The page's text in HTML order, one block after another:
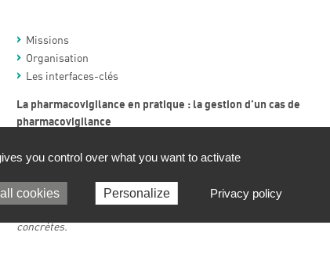
Missions
Organisation
Les interfaces-clés
La pharmacovigilance en pratique : la gestion d’un cas de
pharmacovigilance
stagiaires de soumettre leurs problématiques rencontrées sur les
concrètes.
you control over what you want to activate
cookies Personalize Privacy policy